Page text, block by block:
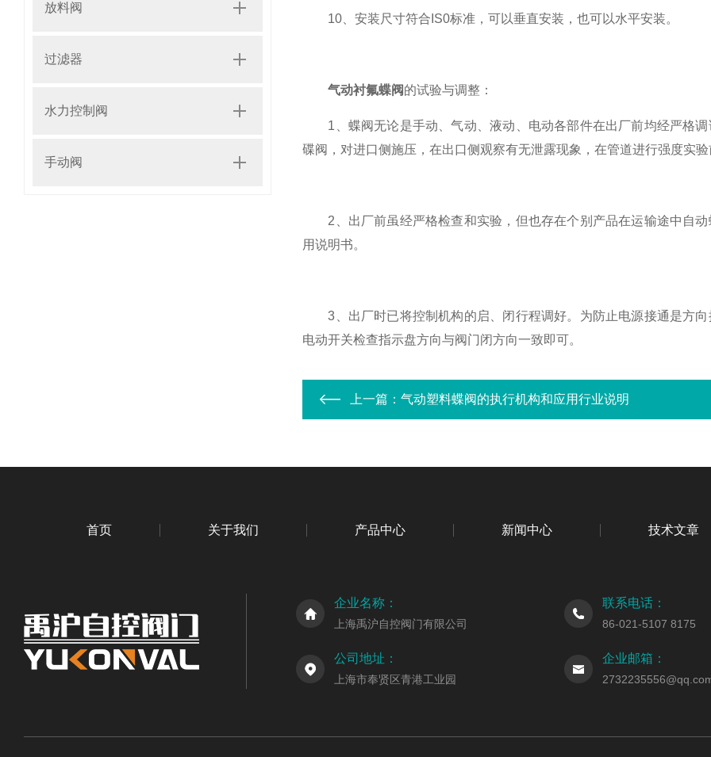
放料阀
过滤器
水力控制阀
手动阀
10、安装尺寸符合IS0标准，可以垂直安装，也可以水平安装。
气动衬氟蝶阀的试验与调整：
1、蝶阀无论是手动、气动、液动、电动各部件在出厂前均经严格调
碟阀，对进口侧施压，在出口侧观察有无泄露现象，在管道进行强度实
2、出厂前虽经严格检查和实验，但也存在个别产品在运输途中自动
用说明书。
3、出厂时已将控制机构的启、闭行程调好。为防止电源接通是方向
电动开关检查指示盘方向与阀门闭方向一致即可。
上一篇： 气动塑料蝶阀的执行机构和应用行业说明
首页 关于我们 产品中心 新闻中心 技术文章
企业名称：
上海禹沪自控阀门有限公司
联系电话：
86-021-5107 8175
公司地址：
上海市奉贤区青港工业园
企业邮箱：